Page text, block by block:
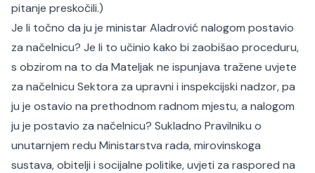
pitanje preskočili.)
Je li točno da ju je ministar Aladrović nalogom postavio
za načelnicu? Je li to učinio kako bi zaobišao proceduru,
s obzirom na to da Mateljak ne ispunjava tražene uvjete
za načelnicu Sektora za upravni i inspekcijski nadzor, pa
ju je ostavio na prethodnom radnom mjestu, a nalogom
ju je postavio za načelnicu? Sukladno Pravilniku o
unutarnjem redu Ministarstva rada, mirovinskoga
sustava, obitelji i socijalne politike, uvjeti za raspored na